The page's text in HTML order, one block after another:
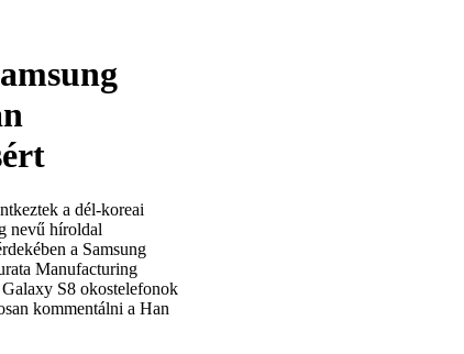
a dél-koreai
nevű híroldal
a Samsung
Manufacturing
Galaxy S8 okostelefonok
kommentálni a Han